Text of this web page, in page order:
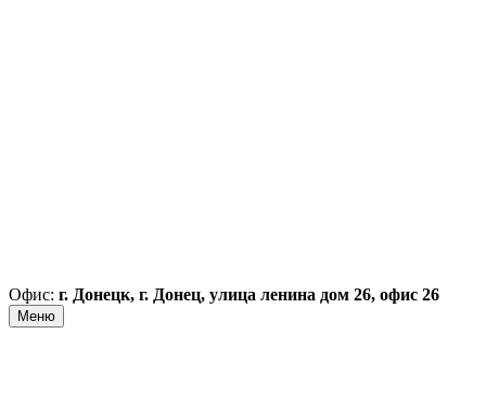
Офис: г. Донецк, г. Донец, улица ленина дом 26, офис 26
Меню